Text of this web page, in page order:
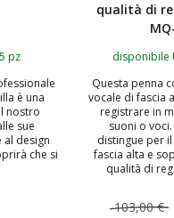
pz
è una
nostro
sue
design
che si
qualità di
disponibile
Questa penna
vocale di fascia
registrare in
suoni o
distingue per
fascia alta e
qualità di
103,00 €